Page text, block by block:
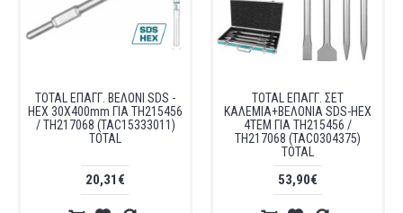
TOTAL ΕΠΑΓΓ. ΒΕΛΟΝΙ SDS -
HEX 30X400mm ΓΙΑ TH215456
/ TH217068 (TAC15333011)
TOTAL
20,31€
TOTAL ΕΠΑΓΓ. ΣΕΤ
ΚΑΛΕΜΙΑ+ΒΕΛΟΝΙΑ SDS-HEX
4ΤΕΜ ΓΙΑ TH215456 /
TH217068 (TAC0304375)
TOTAL
53,90€